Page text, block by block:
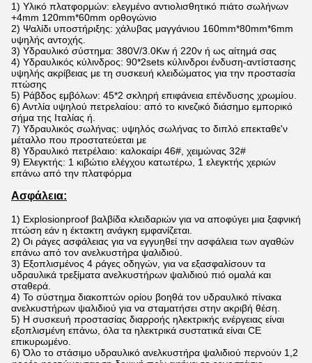
1) Υλικό πλατφορμών: ελεγμένο αντιολισθητικό πιάτο σωλήνων
+4mm 120mm*60mm ορθογώνιο
2) Ψαλίδι υποστήριξης: χάλυβας μαγγάνιου 160mm*80mm*6mm
υψηλής αντοχής.
3) Υδραυλικό σύστημα: 380V/3.0Kw ή 220v ή ως αίτημά σας
4) Υδραυλικός κύλινδρος: 90*2sets κύλινδροι ένδυση-αντίστασης
υψηλής ακρίβειας με τη συσκευή κλειδώματος για την προστασία
πτώσης
5) Ράβδος εμβόλων: 45*2 σκληρή επιφάνεια επένδυσης χρωμίου.
6) Αντλία υψηλού πετρελαίου: από το κινεζικό διάσημο εμπορικό
σήμα της Ιταλίας ή.
7) Υδραυλικός σωλήνας: υψηλός σωλήνας το διπλό επεκταθε'ν
μέταλλο που προστατεύεται με
8) Υδραυλικό πετρέλαιο: καλοκαίρι 46#, χειμώνας 32#
9) Ελεγκτής: 1 κιβώτιο ελέγχου κατωτέρω, 1 ελεγκτής χεριών
επάνω από την πλατφόρμα
Ασφάλεια:
1) Explosionproof βαλβίδα κλειδαριών για να αποφύγει μια ξαφνική
πτώση εάν η έκτακτη ανάγκη εμφανίζεται.
2) Οι ράγες ασφάλειας για να εγγυηθεί την ασφάλεια των αγαθών
επάνω από τον ανελκυστήρα ψαλιδιού.
3) Εξοπλισμένος 4 ράγες οδηγών, για να εξασφαλίσουν τα
υδραυλικά τρεξίματα ανελκυστήρων ψαλιδιού πιό ομαλά και
σταθερά.
4) Το σύστημα διακοπτών ορίου βοηθά τον υδραυλικό πίνακα
ανελκυστήρων ψαλιδιού για να σταματήσει στην ακριβή θέση.
5) Η συσκευή προστασίας διαρροής ηλεκτρικής ενέργειας είναι
εξοπλισμένη επάνω, όλα τα ηλεκτρικά συστατικά είναι CE
επικυρωμένο.
6)Όλο το στάσιμο υδραυλικό ανελκυστήρα ψαλιδιού περνούν 1,2